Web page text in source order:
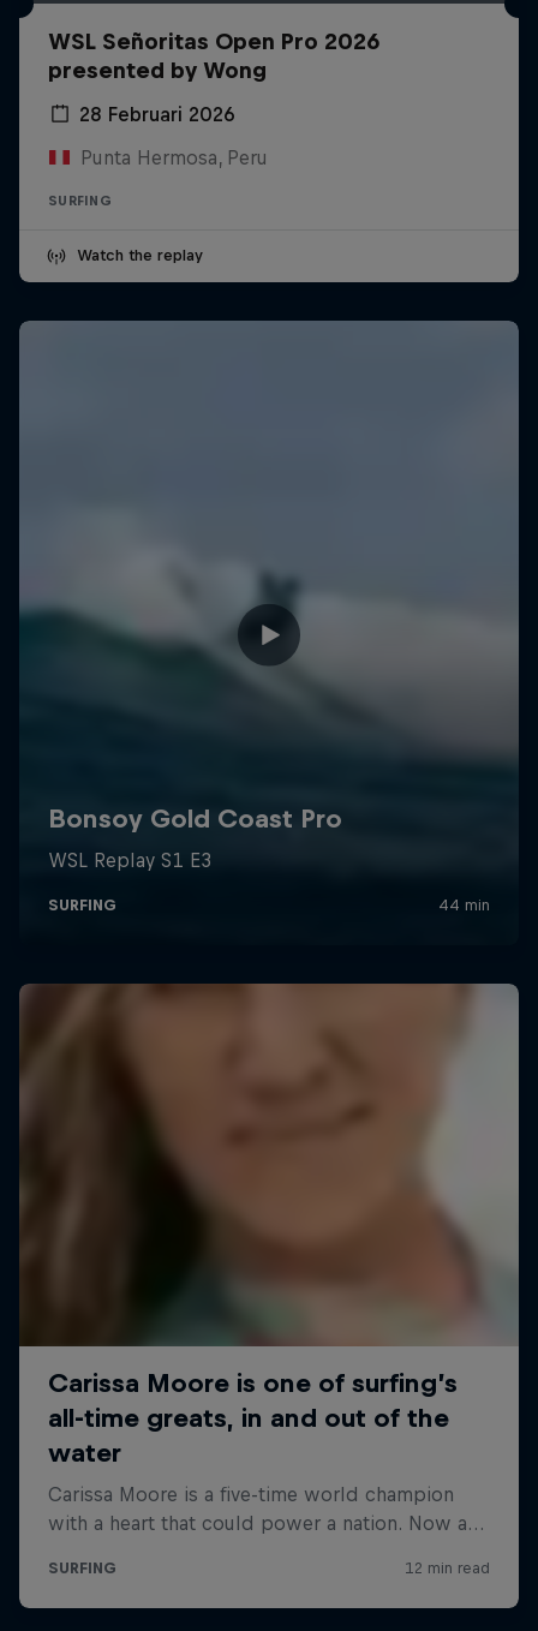
WSL Señoritas Open Pro 2026
presented by Wong
28 Februari 2026
Punta Hermosa, Peru
SURFING
Watch the replay